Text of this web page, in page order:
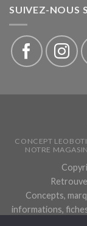
SUIVEZ-NOUS
CONCEPT
NOTRE MAGASIN
Concepts,
informations,